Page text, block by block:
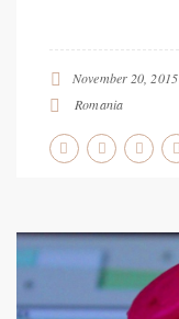
November 20, 2015
Romania